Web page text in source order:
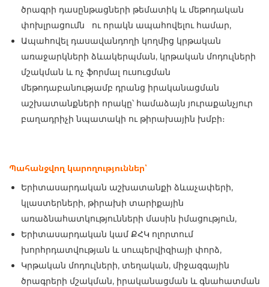
ծրագրի դասընթացների թեմատիկ և մեթոդական
փոխլրացումն ու որակն ապահովելու համար,
Ապահովել դասավանդողի կողմից կրթական
առաջարկների ձևակերպման, կրթական մոդուլների
մշակման և ոչ ֆորմալ ուսուցման
մեթոդաբանությամբ դրանց իրականացման
աշխատանքների որակը՝ համաձայն յուրաքանչյուր
բաղադրիչի նպատակի ու թիրախային խմբի։
Պահանջվող կարողություններ՝
Երիտասարդական աշխատանքի ձևաչափերի,
կլաստերների, թիրախի տարիքային
առաձնահատկությունների մասին իմացություն,
Երիտասարդական կամ ՔՀԿ ոլորտում
խորհրդատվության և սուպերվիզիայի փորձ,
Կրթական մոդուլների, տեղական, միջազգային
ծրագրերի մշակման, իրականացման և գնահատման